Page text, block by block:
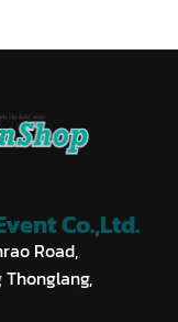
Co.,Ltd.
Road,
Thonglang,